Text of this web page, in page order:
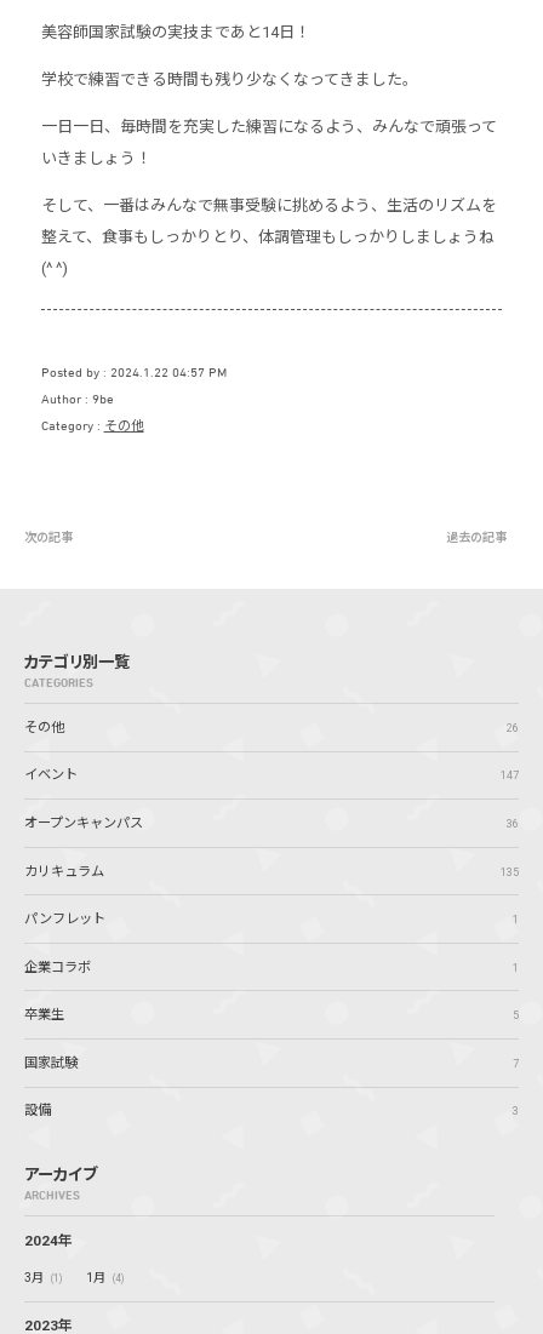
美容師国家試験の実技まであと14日！
学校で練習できる時間も残り少なくなってきました。
一日一日、毎時間を充実した練習になるよう、みんなで頑張って
いきましょう！
そして、一番はみんなで無事受験に挑めるよう、生活のリズムを
整えて、食事もしっかりとり、体調管理もしっかりしましょうね
(^ ^)
Posted by
2024.1.22 04:57 PM
Author
9be
Category
その他
次の記事 過去の記事
カテゴリ別一覧
CATEGORIES
その他 26
イベント 147
オープンキャンパス 36
カリキュラム 135
パンフレット 1
企業コラボ 1
卒業生 5
国家試験 7
設備 3
アーカイブ
ARCHIVES
2024年
3月 (1) 1月 (4)
2023年